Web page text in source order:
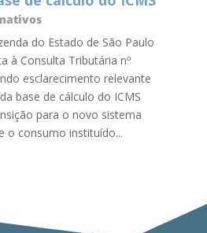
do Estado de São Paulo
à Consulta Tributária nº
esclarecimento relevante
base de cálculo do ICMS
para o novo sistema
o consumo instituído...